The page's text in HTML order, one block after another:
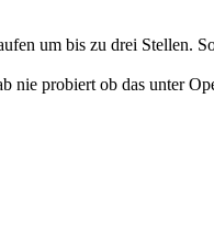
um bis zu drei Stellen.
nie probiert ob das unter